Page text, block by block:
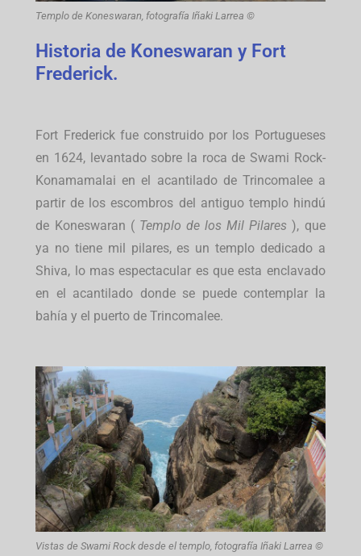
Templo de Koneswaran, fotografía Iñaki Larrea ©
Historia de Koneswaran y Fort
Frederick.
Fort Frederick fue construido por los Portugueses
en 1624, levantado sobre la roca de Swami Rock-
Konamamalai en el acantilado de Trincomalee a
partir de los escombros del antiguo templo hindú
de Koneswaran ( Templo de los Mil Pilares ), que
ya no tiene mil pilares, es un templo dedicado a
Shiva, lo mas espectacular es que esta enclavado
en el acantilado donde se puede contemplar la
bahía y el puerto de Trincomalee.
Vistas de Swami Rock desde el templo, fotografía Iñaki Larrea ©